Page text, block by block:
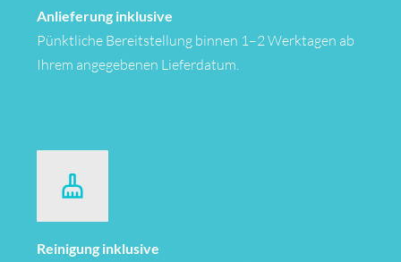
Anlieferung inklusive
Pünktliche Bereitstellung binnen 1–2 Werktagen ab
Ihrem angegebenen Lieferdatum.
Reinigung inklusive